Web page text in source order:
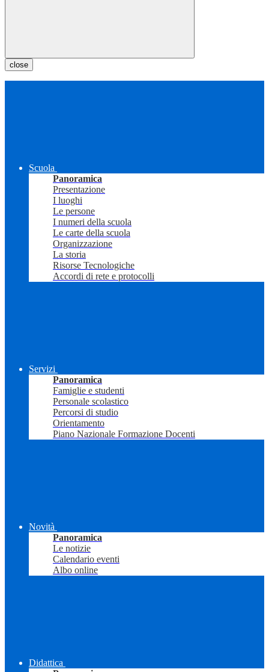
close
Scuola
Panoramica
Presentazione
I luoghi
Le persone
I numeri della scuola
Le carte della scuola
Organizzazione
La storia
Risorse Tecnologiche
Accordi di rete e protocolli
Servizi
Panoramica
Famiglie e studenti
Personale scolastico
Percorsi di studio
Orientamento
Piano Nazionale Formazione Docenti
Novità
Panoramica
Le notizie
Calendario eventi
Albo online
Didattica